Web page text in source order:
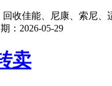
收佳能、尼康、索尼
： 2026-05-29
卖